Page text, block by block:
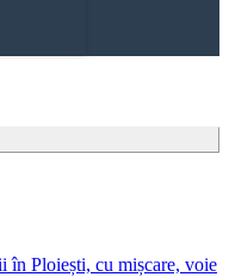
în Ploiești, cu mișcare, voie